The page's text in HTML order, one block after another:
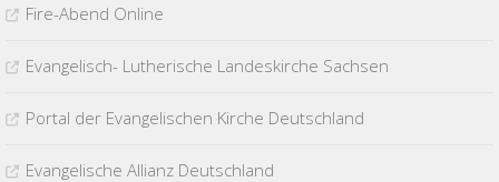
Fire-Abend Online
Evangelisch- Lutherische Landeskirche Sachsen
Portal der Evangelischen Kirche Deutschland
Evangelische Allianz Deutschland